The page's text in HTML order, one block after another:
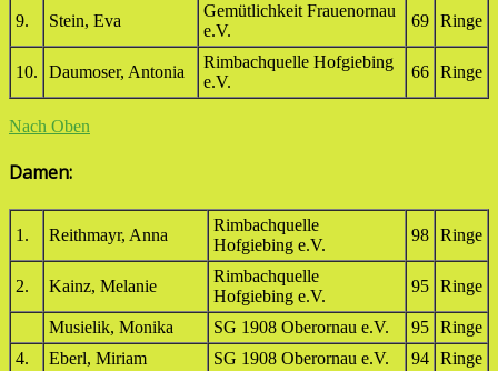
9. Stein, Eva
Gemütlichkeit Frauenornau
e.V.
69 Ringe
10. Daumoser, Antonia
Rimbachquelle Hofgiebing
e.V.
66 Ringe
Nach Oben
Damen:
1. Reithmayr, Anna
Rimbachquelle
Hofgiebing e.V.
98 Ringe
2. Kainz, Melanie
Rimbachquelle
Hofgiebing e.V.
95 Ringe
Musielik, Monika SG 1908 Oberornau e.V. 95 Ringe
4.
Eberl, Miriam SG 1908 Oberornau e.V. 94 Ringe